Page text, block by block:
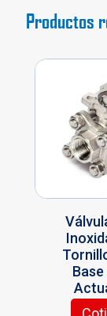
Productos